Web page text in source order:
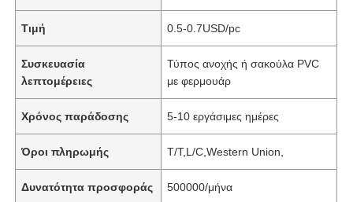
Τιμή 0.5-0.7USD/pc
Συσκευασία
λεπτομέρειες
Τύπος ανοχής ή σακούλα PVC
με φερμουάρ
Χρόνος παράδοσης 5-10 εργάσιμες ημέρες
Όροι πληρωμής T/T,L/C,Western Union,
Δυνατότητα προσφοράς 500000/μήνα